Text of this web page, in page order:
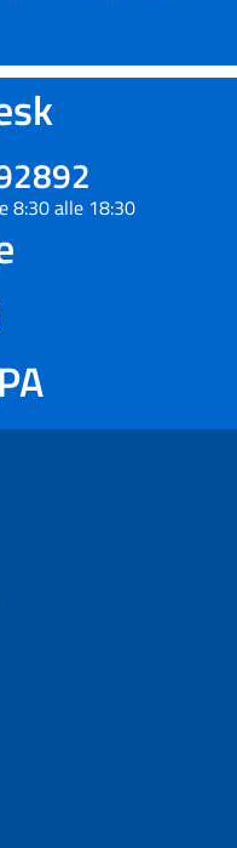
8:30 alle 18:30